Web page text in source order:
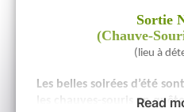
Sortie
(Chauve-
(lieu à
Les belles soirées d’été
les chauves-souris en
Read